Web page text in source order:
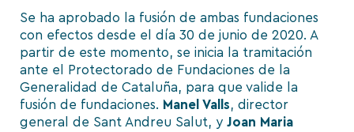
Se ha aprobado la fusión de ambas fundaciones
con efectos desde el día 30 de junio de 2020. A
partir de este momento, se inicia la tramitación
ante el
Protectorado de Fundaciones de la
Generalidad de Cataluña, para que valide la
fusión de fundaciones. Manel Valls, director
general de Sant Andreu Salut, y Joan Maria